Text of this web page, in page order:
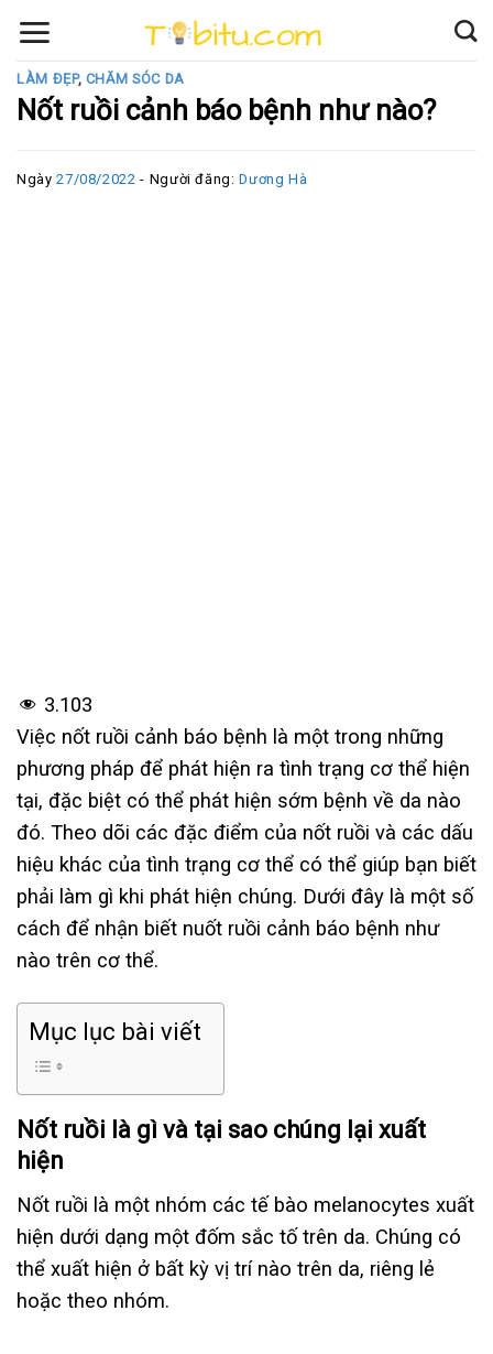
content
LÀM ĐẸP, CHĂM SÓC DA
Nốt ruồi cảnh báo bệnh như nào?
Ngày27/08/2022 - Người đăng:Dương Hà
3.103
Việc nốt ruồi cảnh báo bệnh là một trong những
phương pháp để phát hiện ra tình trạng cơ thể hiện
tại, đặc biệt có thể phát hiện sớm bệnh về da nào
đó. Theo dõi các đặc điểm của nốt ruồi và các dấu
hiệu khác của tình trạng cơ thể có thể giúp bạn biết
phải làm gì khi phát hiện chúng. Dưới đây là một số
cách để nhận biết nuốt ruồi cảnh báo bệnh như
nào trên cơ thể.
Mục lục bài viết
Nốt ruồi là gì và tại sao chúng lại xuất
hiện
Nốt ruồi là một nhóm các tế bào melanocytes xuất
hiện dưới dạng một đốm sắc tố trên da. Chúng có
thể xuất hiện ở bất kỳ vị trí nào trên da, riêng lẻ
hoặc theo nhóm.